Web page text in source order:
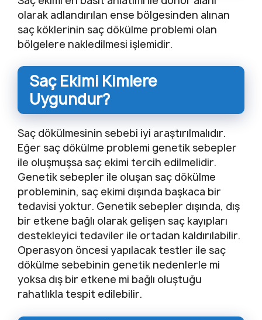
olarak adlandırılan ense bölgesinden alınan
saç köklerinin saç dökülme problemi olan
bölgelere nakledilmesi işlemidir.
Saç Ekimi Kimlere
Uygundur?
Saç dökülmesinin sebebi iyi araştırılmalıdır.
Eğer saç dökülme problemi genetik sebepler
ile oluşmuşsa saç ekimi tercih edilmelidir.
Genetik sebepler ile oluşan saç dökülme
probleminin, saç ekimi dışında başkaca bir
tedavisi yoktur. Genetik sebepler dışında, dış
bir etkene bağlı olarak gelişen saç kayıpları
destekleyici tedaviler ile ortadan kaldırılabilir.
Operasyon öncesi yapılacak testler ile saç
dökülme sebebinin genetik nedenlerle mi
yoksa dış bir etkene mi bağlı oluştuğu
rahatlıkla tespit edilebilir.